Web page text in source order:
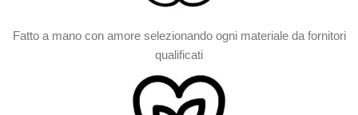
Fatto a mano con amore selezionando ogni materiale da fornitori
qualificati